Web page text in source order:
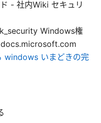
- 社内Wiki セキュリ
Windows権
docs.microsoft.com
windows いまどきの完